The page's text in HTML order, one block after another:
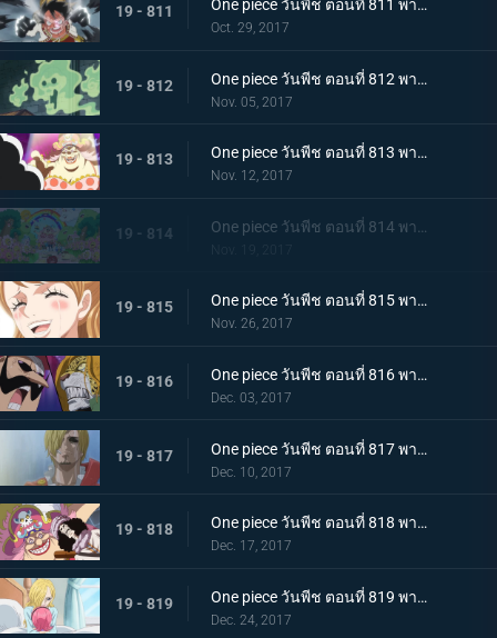
19 - 811 One piece วันพีช ตอนที่ 811 พากย์ไทย ฉันจะรอที่นี่ ลูฟี่ VS กองทัพพิโรธ
Oct. 29, 2017
19 - 812 One piece วันพีช ตอนที่ 812 พากย์ไทย บุกชาโต้ ชิงมาให้ได้ โรดโพเนกลิฟ
Nov. 05, 2017
19 - 813 One piece วันพีช ตอนที่ 813 พากย์ไทย เผชิญหน้าโชคชะตา ลูฟี่กับบิ๊กมัม
Nov. 12, 2017
19 - 814
Nov. 19, 2017
19 - 815 One piece วันพีช ตอนที่ 815 พากย์ไทย ลาก่อน การตัดสินใจทั้งน้ำตาของพุดดิ้ง
Nov. 26, 2017
19 - 816 One piece วันพีช ตอนที่ 816 พากย์ไทย เรื่องราวของตาซ้าย เปโดร VS บารอนทามาโกะ
Dec. 03, 2017
19 - 817 One piece วันพีช ตอนที่ 817 พากย์ไทย ก้นบุหรี่ คืนก่อนแต่งงานของซันจิ
Dec. 10, 2017
19 - 818 One piece วันพีช ตอนที่ 818 พากย์ไทย จิตวิญญาณที่มุ่งมั่น บรู๊ค VS บิ๊กมัม
Dec. 17, 2017
19 - 819 One piece วันพีช ตอนที่ 819 พากย์ไทย ความปรารถนาของโซรา ซันจิ ผลงานที่ล้มเหลวของเจอร์ม่า
Dec. 24, 2017